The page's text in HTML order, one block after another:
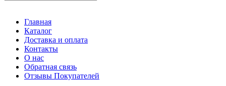
Главная
Каталог
Доставка и оплата
Контакты
О нас
Обратная связь
Отзывы Покупателей